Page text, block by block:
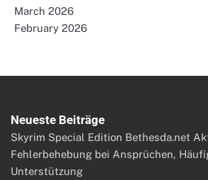
March 2026
February 2026
Neueste Beiträge
Skyrim Special Edition Bethesda.net
Fehlerbehebung bei Ansprüchen,
Unterstützung